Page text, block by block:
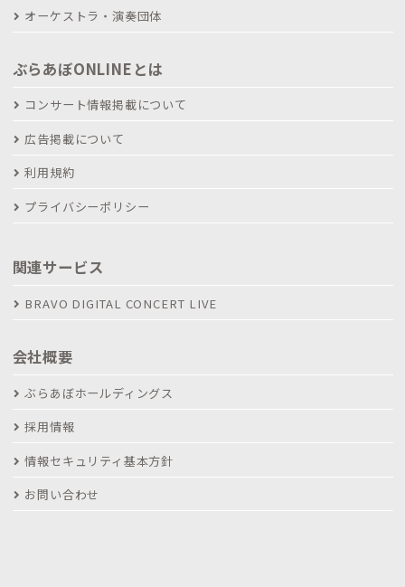
オーケストラ・演奏団体
ぶらあぼONLINEとは
コンサート情報掲載について
広告掲載について
利用規約
プライバシーポリシー
関連サービス
BRAVO DIGITAL CONCERT LIVE
会社概要
ぶらあぼホールディングス
採用情報
情報セキュリティ基本方針
お問い合わせ